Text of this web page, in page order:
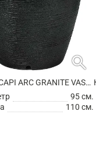
search
КАШПО CAPI ARC GRANITE VASE ELEGANT BLACK
95 см.
110 см.